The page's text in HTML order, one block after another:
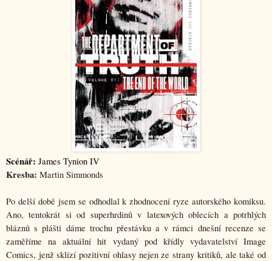
Scénář: James Tynion IV
Kresba: Martin Simmonds
Po delší době jsem se odhodlal k zhodnocení ryze autorského komiksu.
Ano, tentokrát si od superhrdinů v latexových oblecích a potrhlých
bláznů s plášti dáme trochu přestávku a v rámci dnešní recenze se
zaměříme na aktuální hit vydaný pod křídly vydavatelství Image
Comics, jenž sklízí pozitivní ohlasy nejen ze strany kritiků, ale také od